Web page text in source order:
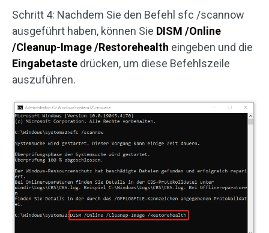
Schritt 4: Nachdem Sie den Befehl sfc /scannow
ausgeführt haben, können Sie DISM /Online
/Cleanup-Image /Restorehealth eingeben und die
Eingabetaste drücken, um diese Befehlszeile
auszuführen.